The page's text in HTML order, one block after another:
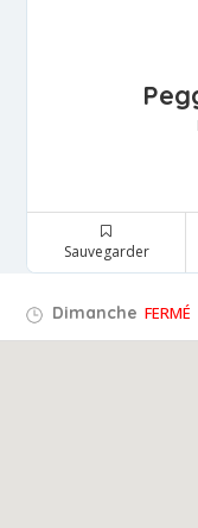
Sauvegarder
Dimanche FERMÉ